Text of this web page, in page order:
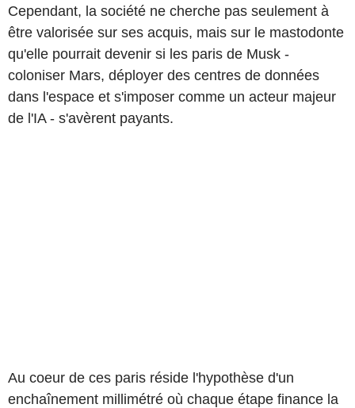
Cependant, la société ne cherche pas seulement à
être valorisée sur ses acquis, mais sur le mastodonte
qu'elle pourrait devenir si les paris de Musk -
coloniser Mars, déployer des centres de données
dans l'espace et s'imposer comme un acteur majeur
de l'IA - s'avèrent payants.
Au coeur de ces paris réside l'hypothèse d'un
enchaînement millimétré où chaque étape finance la